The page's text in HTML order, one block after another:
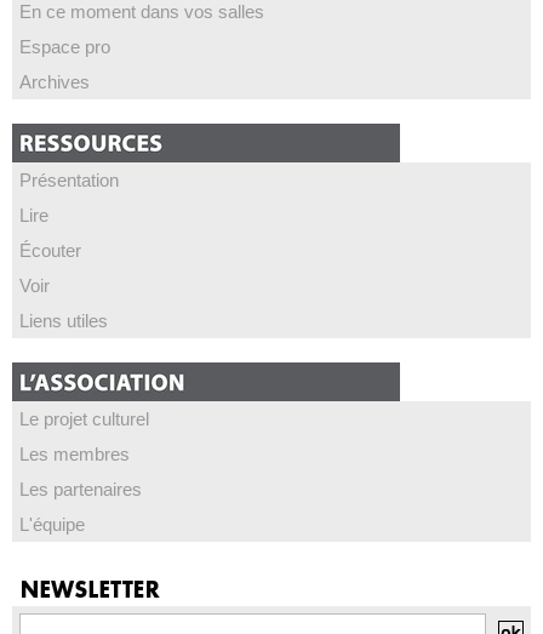
En ce moment dans vos salles
Espace pro
Archives
Présentation
Lire
Écouter
Voir
Liens utiles
Le projet culturel
Les membres
Les partenaires
L'équipe